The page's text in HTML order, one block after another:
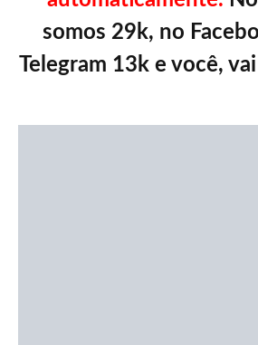
somos 29k, no
Telegram 13k e você,